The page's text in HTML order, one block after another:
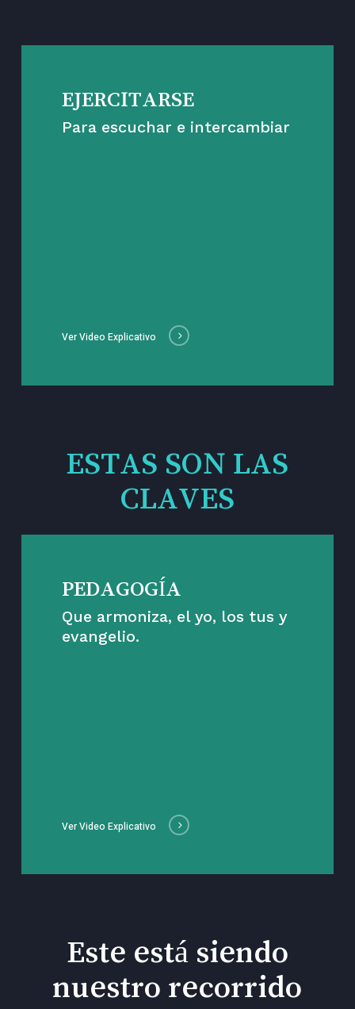
EJERCITARSE
Para escuchar e intercambiar
Ver Video Explicativo
ESTAS SON LAS
CLAVES
PEDAGOGÍA
Que armoniza, el yo, los tus y
evangelio.
Ver Video Explicativo
Este está siendo
nuestro recorrido